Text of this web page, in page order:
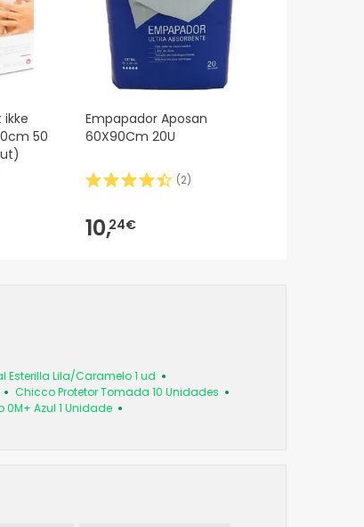
ikke
50
Empapador Aposan
60X90Cm 20U
(2)
10,24€
Esterilla Lila/Caramelo 1 ud
Chicco Protetor Tomada 10 Unidades
Azul 1 Unidade